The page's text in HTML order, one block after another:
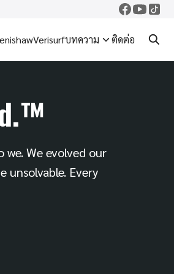
Verisurfบทความ ติดต่อ
We evolved our
unsolvable. Every